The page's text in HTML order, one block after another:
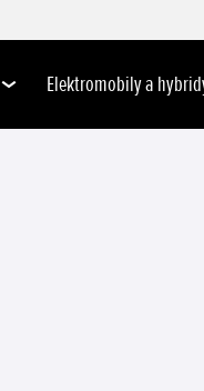
Elektromobily a